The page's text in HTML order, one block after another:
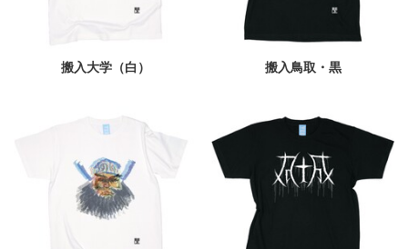
搬入大学（白） 搬入鳥取・黒